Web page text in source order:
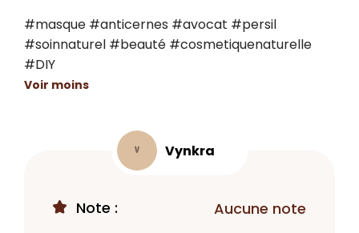
#masque #anticernes #avocat #persil
#soinnaturel #beauté #cosmetiquenaturelle
#DIY
Voir moins
V Vynkra
Note : Aucune note